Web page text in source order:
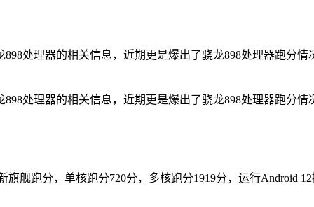
处理器的相关信息，近期更是爆出了骁龙898处理器跑分
处理器的相关信息，近期更是爆出了骁龙898处理器跑分
旗舰跑分，单核跑分720分，多核跑分1919分，运行Android